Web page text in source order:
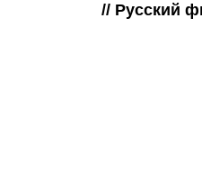
// Русский